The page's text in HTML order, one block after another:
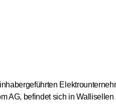
AG, befindet sich in